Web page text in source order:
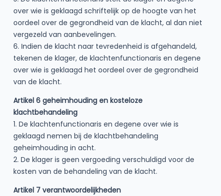
over wie is geklaagd schriftelijk op de hoogte van het
oordeel over de gegrondheid van de klacht, al dan niet
vergezeld van aanbevelingen.
6. Indien de klacht naar tevredenheid is afgehandeld,
tekenen de klager, de klachtenfunctionaris en degene
over wie is geklaagd het oordeel over de gegrondheid
van de klacht.
Artikel 6 geheimhouding en kosteloze
klachtbehandeling
1. De klachtenfunctionaris en degene over wie is
geklaagd nemen bij de klachtbehandeling
geheimhouding in acht.
2. De klager is geen vergoeding verschuldigd voor de
kosten van de behandeling van de klacht.
Artikel 7 verantwoordelijkheden